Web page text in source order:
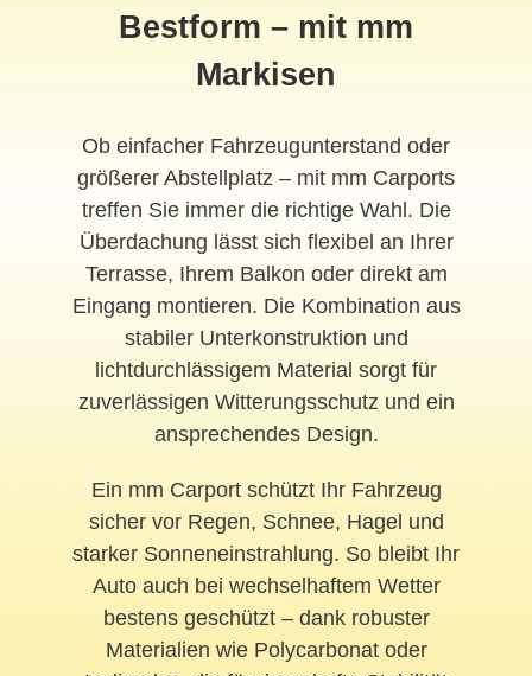
Bestform – mit mm
Markisen
Ob einfacher Fahrzeugunterstand oder
größerer Abstellplatz – mit mm Carports
treffen Sie immer die richtige Wahl. Die
Überdachung lässt sich flexibel an Ihrer
Terrasse, Ihrem Balkon oder direkt am
Eingang montieren. Die Kombination aus
stabiler Unterkonstruktion und
lichtdurchlässigem Material sorgt für
zuverlässigen Witterungsschutz und ein
ansprechendes Design.
Ein mm Carport schützt Ihr Fahrzeug
sicher vor Regen, Schnee, Hagel und
starker Sonneneinstrahlung. So bleibt Ihr
Auto auch bei wechselhaftem Wetter
bestens geschützt – dank robuster
Materialien wie Polycarbonat oder